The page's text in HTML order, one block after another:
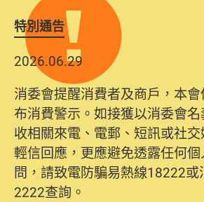
特別通告
2026.06.29
消委會提醒消費者及商戶，本
布消費警示。如接獲以消委會
收相關來電、電郵、短訊或社
輕信回應，更應避免透露任何
問，請致電防騙易熱線18222
2222查詢。